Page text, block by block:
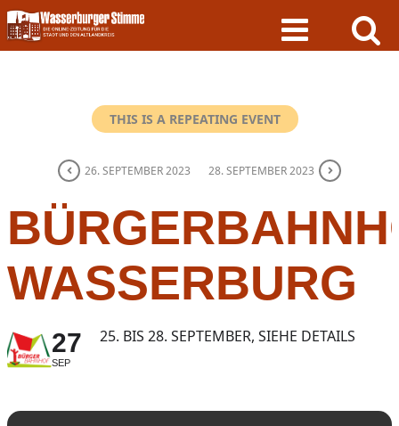
Skip
to
content
THIS IS A REPEATING EVENT
26. SEPTEMBER 2023 28. SEPTEMBER 2023
WASSERBURG
27
SEP
25. BIS 28. SEPTEMBER, SIEHE DETAILS